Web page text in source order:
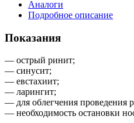
Аналоги
Подробное описание
Показания
— острый ринит;
— синусит;
— евстахиит;
— ларингит;
— для облегчения проведения
— необходимость остановки